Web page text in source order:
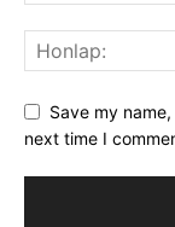
Save my
next time I